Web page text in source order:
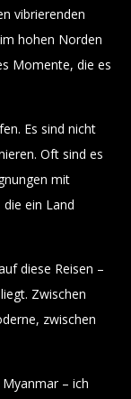
vibrierenden
hohen Norden
Momente, die es
Es sind nicht
Oft sind es
mit
ein Land
diese Reisen –
Zwischen
zwischen
– ich